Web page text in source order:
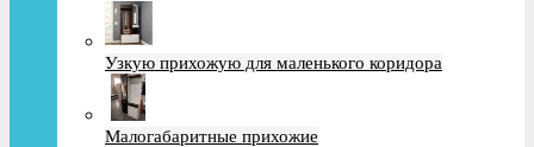
Узкую прихожую для маленького коридора
Малогабаритные прихожие